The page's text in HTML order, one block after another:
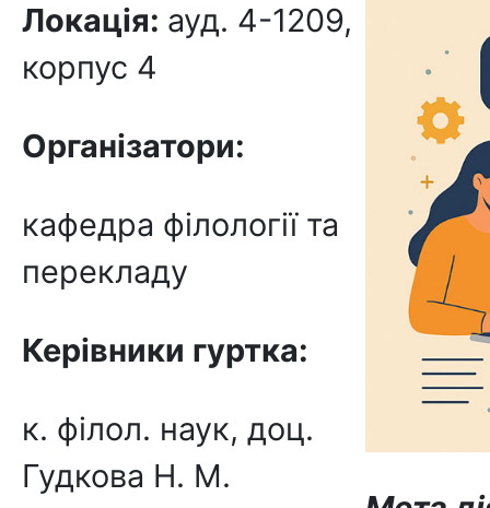
Локація: ауд. 4-1209,
корпус 4
Організатори:
кафедра філології та
перекладу
Керівники гуртка:
к. філол. наук, доц.
Гудкова Н. М.